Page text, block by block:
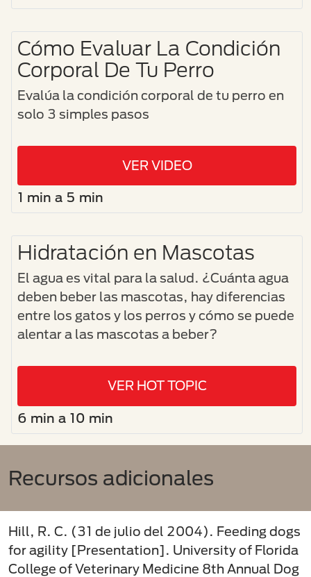
Cómo Evaluar La Condición
Corporal De Tu Perro
Evalúa la condición corporal de tu perro en
solo 3 simples pasos
VER VIDEO
1 min a 5 min
Hidratación en Mascotas
El agua es vital para la salud. ¿Cuánta agua
deben beber las mascotas, hay diferencias
entre los gatos y los perros y cómo se puede
alentar a las mascotas a beber?
VER HOT TOPIC
6 min a 10 min
Recursos adicionales
Hill, R. C. (31 de julio del 2004). Feeding dogs
for agility [Presentation]. University of Florida
College of Veterinary Medicine 8th Annual Dog